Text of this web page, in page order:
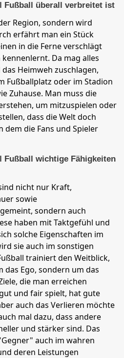
Fußball überall verbreitet ist
Region, sondern wird
erfährt man ein Stück
in die Ferne verschlägt
Da mag alles
Heimweh zuschlagen,
Fußballplatz oder im Stadion
Zuhause. Man muss die
um mitzuspielen oder
dass die Welt doch
die Fans und Spieler
Fußball wichtige Fähigkeiten
nicht nur Kraft,
sowie
sondern auch
haben mit Taktgefühl und
solche Eigenschaften im
sie auch im sonstigen
trainiert den Weitblick,
das Ego, sondern um das
die man erreichen
und fair spielt, hat gute
auch das Verlieren möchte
mal dazu, dass andere
und stärker sind. Das
auch im wahren
deren Leistungen